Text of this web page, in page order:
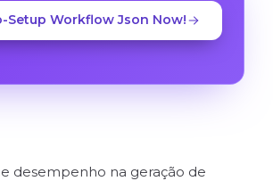
Setup Workflow Json Now!
desempenho na geração de